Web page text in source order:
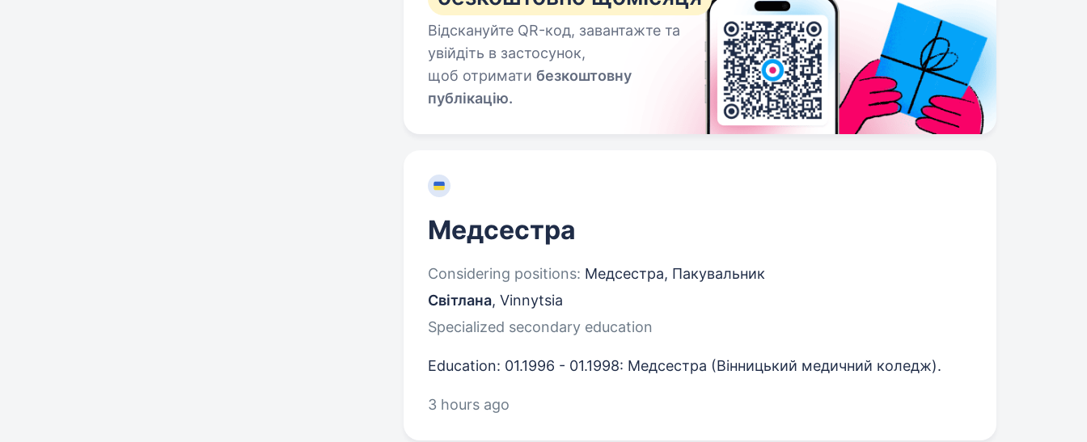
Відскануйте QR-код, завантажте та
увійдіть в застосунок,
щоб отримати безкоштовну
публікацію.
Медсестра
Considering positions: Медсестра, Пакувальник
Світлана, Vinnytsia
Specialized secondary education
Education: 01.1996 - 01.1998: Медсестра (Вінницький медичний коледж).
3 hours ago